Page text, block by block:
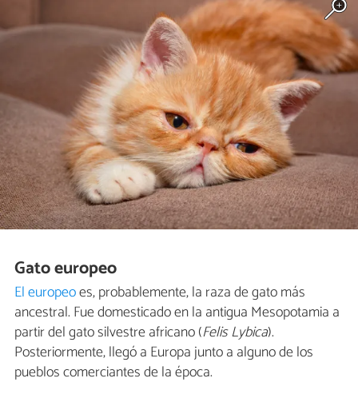
Gato europeo
El europeoes, probablemente, la raza de gato más
ancestral. Fue domesticado en la antigua Mesopotamia a
partir del gato silvestre africano (Felis Lybica).
Posteriormente, llegó a Europa junto a alguno de los
pueblos comerciantes de la época.